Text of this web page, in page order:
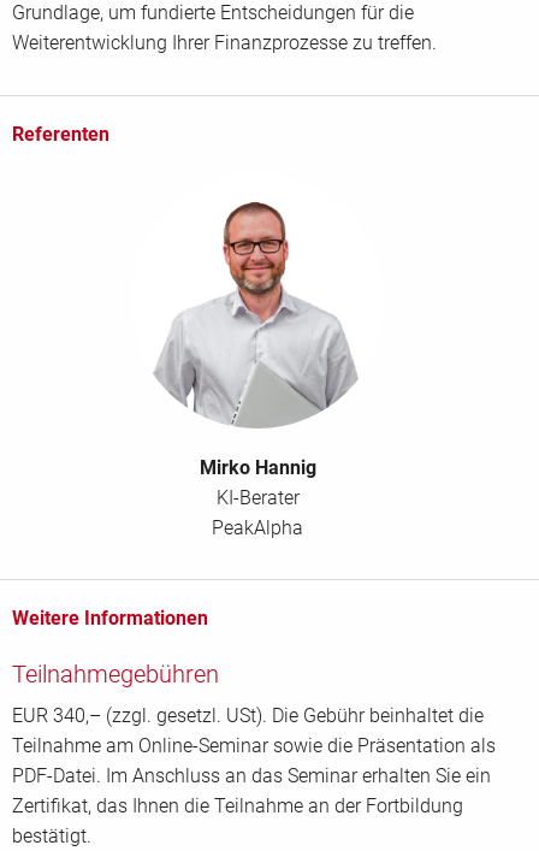
Grundlage, um fundierte Entscheidungen für die
Weiterentwicklung Ihrer Finanzprozesse zu treffen.
Referenten
Mirko Hannig
KI-Berater
PeakAlpha
Weitere Informationen
Teilnahmegebühren
EUR 340,– (zzgl. gesetzl. USt). Die Gebühr beinhaltet die
Teilnahme am Online-Seminar sowie die Präsentation als
PDF-Datei. Im Anschluss an das Seminar erhalten Sie ein
Zertifikat, das Ihnen die Teilnahme an der Fortbildung
bestätigt.